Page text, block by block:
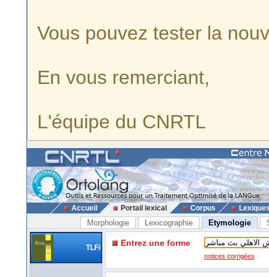
Vous pouvez tester la
En vous remerciant,
L'équipe du CNRTL
Accueil Portail lexical Corpus
Morphologie Lexicographie Etymologie
TLFi Entrez une forme
notices corrigées